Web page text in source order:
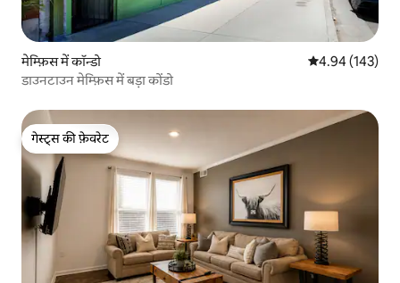
मेम्फ़िस में कॉन्डो औसत रेटिंग 5 में से
4.94 (143)
डाउनटाउन मेम्फ़िस में बड़ा कोंडो
गेस्ट्स की फ़ेवरेट
गेस्ट्स की फ़ेवरेट